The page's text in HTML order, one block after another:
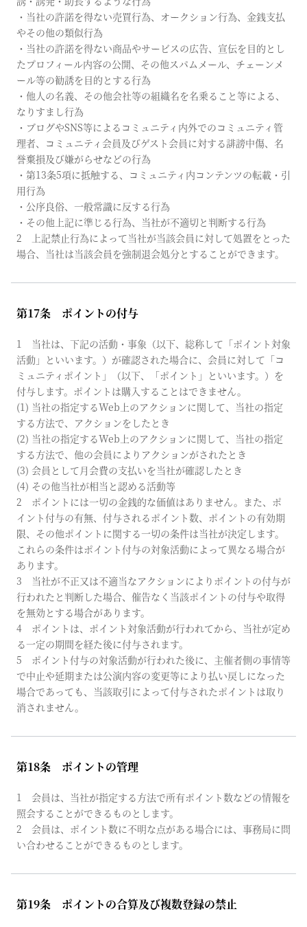
・当社の許諾を得ない売買行為、オークション行為、金銭支払
やその他の類似行為
・当社の許諾を得ない商品やサービスの広告、宣伝を目的とし
たプロフィール内容の公開、その他スパムメール、チェーンメ
ール等の勧誘を目的とする行為
・他人の名義、その他会社等の組織名を名乗ること等による、
なりすまし行為
・ブログやSNS等によるコミュニティ内外でのコミュニティ管
理者、コミュニティ会員及びゲスト会員に対する誹謗中傷、名
誉棄損及び嫌がらせなどの行為
・第13条5項に抵触する、コミュニティ内コンテンツの転載・引
用行為
・公序良俗、一般常識に反する行為
・その他上記に準じる行為、当社が不適切と判断する行為
2 上記禁止行為によって当社が当該会員に対して処置をとった
場合、当社は当該会員を強制退会処分とすることができます。
第17条 ポイントの付与
1 当社は、下記の活動・事象（以下、総称して「ポイント対象
活動」といいます。）が確認された場合に、会員に対して「コ
ミュニティポイント」（以下、「ポイント」といいます。）を
付与します。ポイントは購入することはできません。
(1) 当社の指定するWeb上のアクションに関して、当社の指定
する方法で、アクションをしたとき
(2) 当社の指定するWeb上のアクションに関して、当社の指定
する方法で、他の会員によりアクションがされたとき
(3) 会員として月会費の支払いを当社が確認したとき
(4) その他当社が相当と認める活動等
2 ポイントには一切の金銭的な価値はありません。また、ポ
イント付与の有無、付与されるポイント数、ポイントの有効期
限、その他ポイントに関する一切の条件は当社が決定します。
これらの条件はポイント付与の対象活動によって異なる場合が
あります。
3 当社が不正又は不適当なアクションによりポイントの付与が
行われたと判断した場合、催告なく当該ポイントの付与や取得
を無効とする場合があります。
4 ポイントは、ポイント対象活動が行われてから、当社が定め
る一定の期間を経た後に付与されます。
5 ポイント付与の対象活動が行われた後に、主催者側の事情等
で中止や延期または公演内容の変更等により払い戻しになった
場合であっても、当該取引によって付与されたポイントは取り
消されません。
第18条 ポイントの管理
1 会員は、当社が指定する方法で所有ポイント数などの情報を
照会することができるものとします。
2 会員は、ポイント数に不明な点がある場合には、事務局に問
い合わせることができるものとします。
第19条 ポイントの合算及び複数登録の禁止